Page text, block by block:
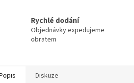
Rychlé dodání
Objednávky expedujeme
obratem
Diskuze